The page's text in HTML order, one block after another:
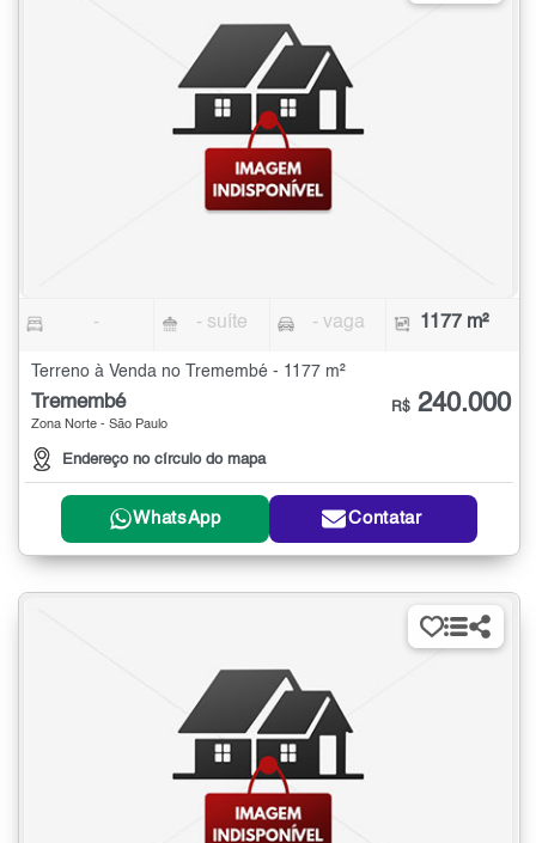
- - suíte - vaga 1177 m²
Terreno à Venda no Tremembé - 1177 m²
Tremembé
Zona Norte - São Paulo
Endereço no círculo do mapa
R$ 240.000
WhatsApp Contatar